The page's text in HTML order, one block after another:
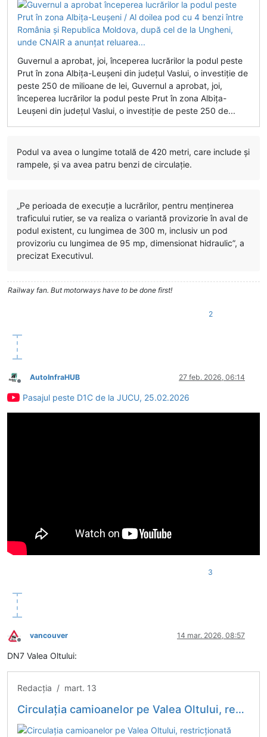
Guvernul a aprobat, joi, începerea lucrărilor la podul peste
Prut în zona Albiţa-Leuşeni din judeţul Vaslui, o investiţie de
peste 250 de milioane de lei, Guvernul a aprobat, joi,
începerea lucrărilor la podul peste Prut în zona Albiţa-
Leuşeni din judeţul Vaslui, o investiţie de peste 250 de...
Podul va avea o lungime totală de 420 metri, care include şi
rampele, şi va avea patru benzi de circulaţie.
„Pe perioada de execuţie a lucrărilor, pentru menţinerea
traficului rutier, se va realiza o variantă provizorie în aval de
podul existent, cu lungimea de 300 m, inclusiv un pod
provizoriu cu lungimea de 95 mp, dimensionat hidraulic”, a
precizat Executivul.
Railway fan. But motorways have to be done first!
2
Deconectat
AutoInfraHUB 27 feb. 2026, 06:14
Pasajul peste D1C de la JUCU, 25.02.2026
3
Deconectat
vancouver 14 mar. 2026, 08:57
DN7 Valea Oltului:
Redacția / mart. 13
Circulaţia camioanelor pe Valea Oltului, restricţionată